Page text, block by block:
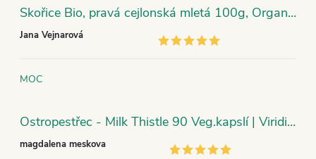
Skořice Bio, pravá cejlonská mletá 100g, Organic India
Jana Vejnarová
MOC
Ostropestřec - Milk Thistle 90 Veg.kapslí | Viridian
magdalena meskova